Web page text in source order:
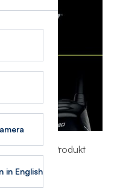
in English
en PING Produkt
spill.